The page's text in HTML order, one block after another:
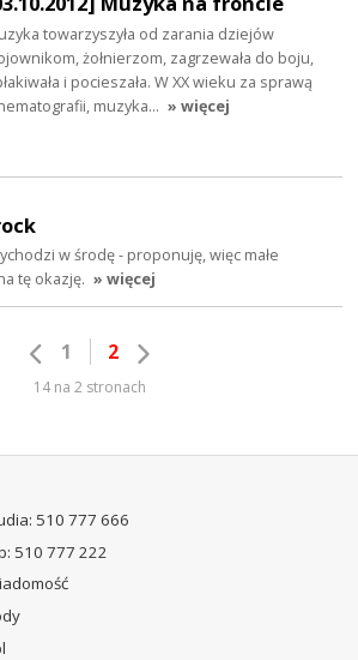
towarzyszyła od zarania dziejów
żołnierzom, zagrzewała do boju,
i pocieszała. W XX wieku za sprawą
muzyka… » więcej
w środę - proponuję, więc małe
tę okazję. » więcej
1 2
14 na 2 stronach
510 777 666
510 777 222